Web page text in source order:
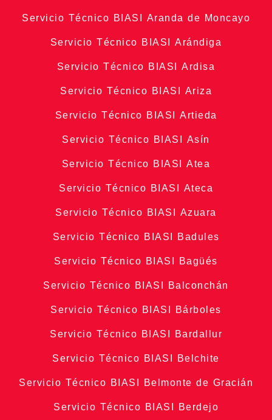
Servicio Técnico BIASI Aranda de Moncayo
Servicio Técnico BIASI Arándiga
Servicio Técnico BIASI Ardisa
Servicio Técnico BIASI Ariza
Servicio Técnico BIASI Artieda
Servicio Técnico BIASI Asín
Servicio Técnico BIASI Atea
Servicio Técnico BIASI Ateca
Servicio Técnico BIASI Azuara
Servicio Técnico BIASI Badules
Servicio Técnico BIASI Bagüés
Servicio Técnico BIASI Balconchán
Servicio Técnico BIASI Bárboles
Servicio Técnico BIASI Bardallur
Servicio Técnico BIASI Belchite
Servicio Técnico BIASI Belmonte de Gracián
Servicio Técnico BIASI Berdejo